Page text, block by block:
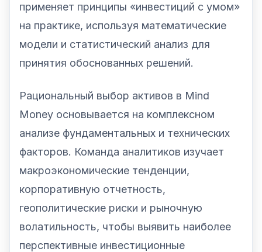
применяет принципы «инвестиций с умом»
на практике, используя математические
модели и статистический анализ для
принятия обоснованных решений.
Рациональный выбор активов в Mind
Money основывается на комплексном
анализе фундаментальных и технических
факторов. Команда аналитиков изучает
макроэкономические тенденции,
корпоративную отчетность,
геополитические риски и рыночную
волатильность, чтобы выявить наиболее
перспективные инвестиционные